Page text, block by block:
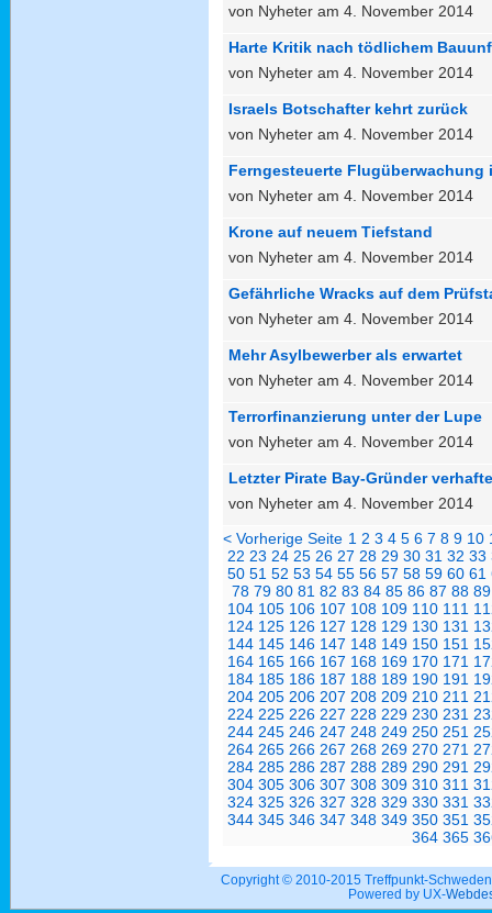
von Nyheter am 4. November 2014
Harte Kritik nach tödlichem
von Nyheter am 4. November 2014
Israels Botschafter kehrt zurück
von Nyheter am 4. November 2014
Ferngesteuerte Flugüberwachung
von Nyheter am 4. November 2014
Krone auf neuem Tiefstand
von Nyheter am 4. November 2014
Gefährliche Wracks auf dem
von Nyheter am 4. November 2014
Mehr Asylbewerber als erwartet
von Nyheter am 4. November 2014
Terrorfinanzierung unter der Lupe
von Nyheter am 4. November 2014
Letzter Pirate Bay-Gründer
von Nyheter am 4. November 2014
< Vorherige Seite 1 2 3 4 5 6 7 8 9 10
22 23 24 25 26 27 28 29 30 31 32 33
50 51 52 53 54 55 56 57 58 59 60 61
78 79 80 81 82 83 84 85 86 87 88 89
104 105 106 107 108 109 110 111
124 125 126 127 128 129 130 131
144 145 146 147 148 149 150 151
164 165 166 167 168 169 170 171
184 185 186 187 188 189 190 191
204 205 206 207 208 209 210 211
224 225 226 227 228 229 230 231
244 245 246 247 248 249 250 251
264 265 266 267 268 269 270 271
284 285 286 287 288 289 290 291
304 305 306 307 308 309 310 311
324 325 326 327 328 329 330 331
344 345 346 347 348 349 350 351
364 365
Copyright © 2010-2015 Treffpunkt-
Powered by UX-